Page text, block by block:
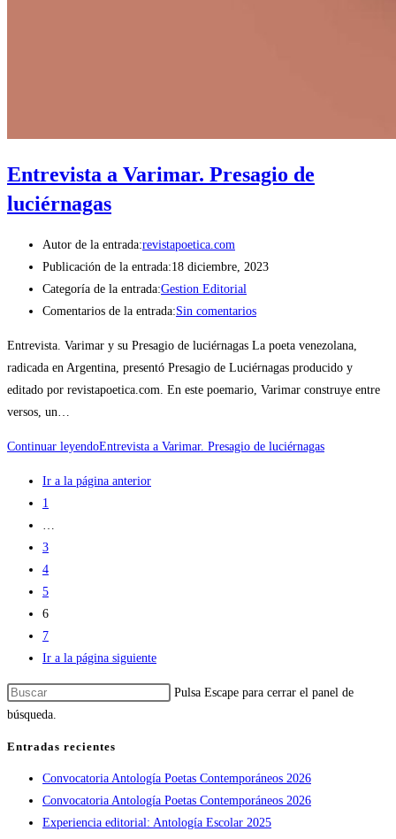
Entrevista a Varimar. Presagio de
luciérnagas
Autor de la entrada:revistapoetica.com
Publicación de la entrada:18 diciembre, 2023
Categoría de la entrada:Gestion Editorial
Comentarios de la entrada:Sin comentarios
Entrevista. Varimar y su Presagio de luciérnagas La poeta venezolana,
radicada en Argentina, presentó Presagio de Luciérnagas producido y
editado por revistapoetica.com. En este poemario, Varimar construye entre
versos, un…
Continuar leyendoEntrevista a Varimar. Presagio de luciérnagas
Ir a la página anterior
1
3
4
5
6
7
Ir a la página siguiente
Pulsa Escape para cerrar el panel de
búsqueda.
Entradas recientes
Convocatoria Antología Poetas Contemporáneos 2026
Convocatoria Antología Poetas Contemporáneos 2026
Experiencia editorial: Antología Escolar 2025